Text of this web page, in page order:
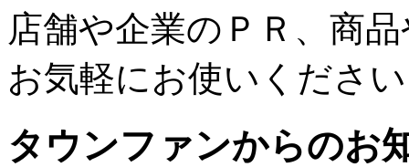
店舗や企業のＰＲ、商
お気軽にお使いくださ
タウンファンからのお